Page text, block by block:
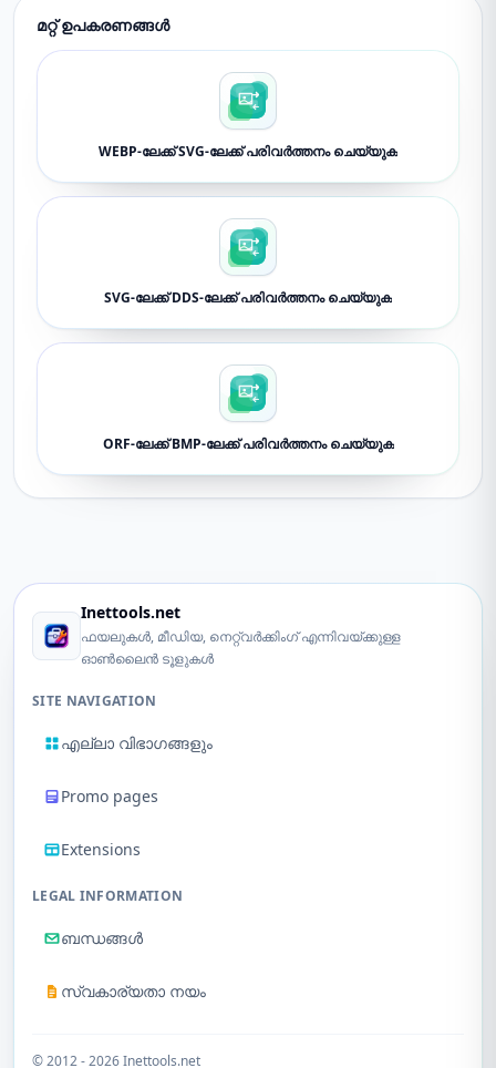
മറ്റ് ഉപകരണങ്ങൾ
WEBP-ലേക്ക് SVG-ലേക്ക് പരിവർത്തനം ചെയ്യുക
SVG-ലേക്ക് DDS-ലേക്ക് പരിവർത്തനം ചെയ്യുക
ORF-ലേക്ക് BMP-ലേക്ക് പരിവർത്തനം ചെയ്യുക
Inettools.net
ഫയലുകൾ, മീഡിയ, നെറ്റ്‌വർക്കിംഗ് എന്നിവയ്ക്കുള്ള
ഓൺലൈൻ ടൂളുകൾ
SITE NAVIGATION
എല്ലാ വിഭാഗങ്ങളും
Promo pages
Extensions
LEGAL INFORMATION
ബന്ധങ്ങൾ
സ്വകാര്യതാ നയം
© 2012 - 2026 Inettools.net